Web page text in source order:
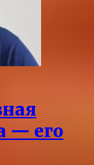
— его